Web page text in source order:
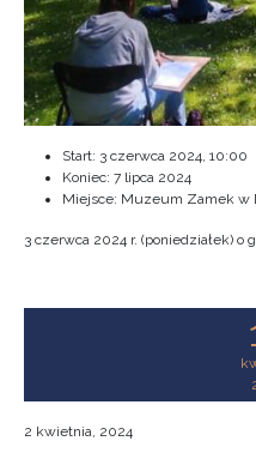
Start: 3 czerwca 2024, 10:00
Koniec: 7 lipca 2024
Miejsce: Muzeum Zamek w
3 czerwca 2024 r. (poniedziałek) o
2 kwietnia, 2024